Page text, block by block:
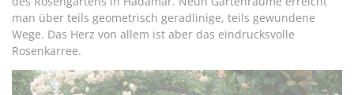
man über teils geometrisch geradlinige, teils gewundene
Wege. Das Herz von allem ist aber das eindrucksvolle
Rosenkarree.